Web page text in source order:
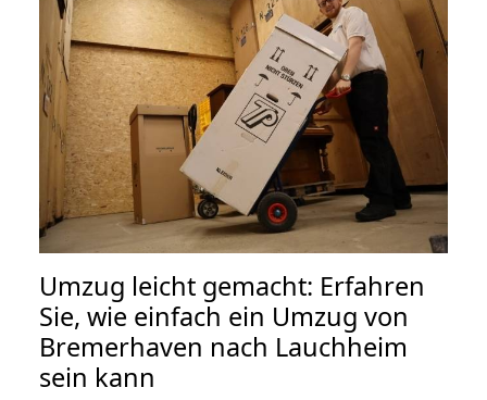
Umzug leicht gemacht: Erfahren
Sie, wie einfach ein Umzug von
Bremerhaven nach Lauchheim
sein kann